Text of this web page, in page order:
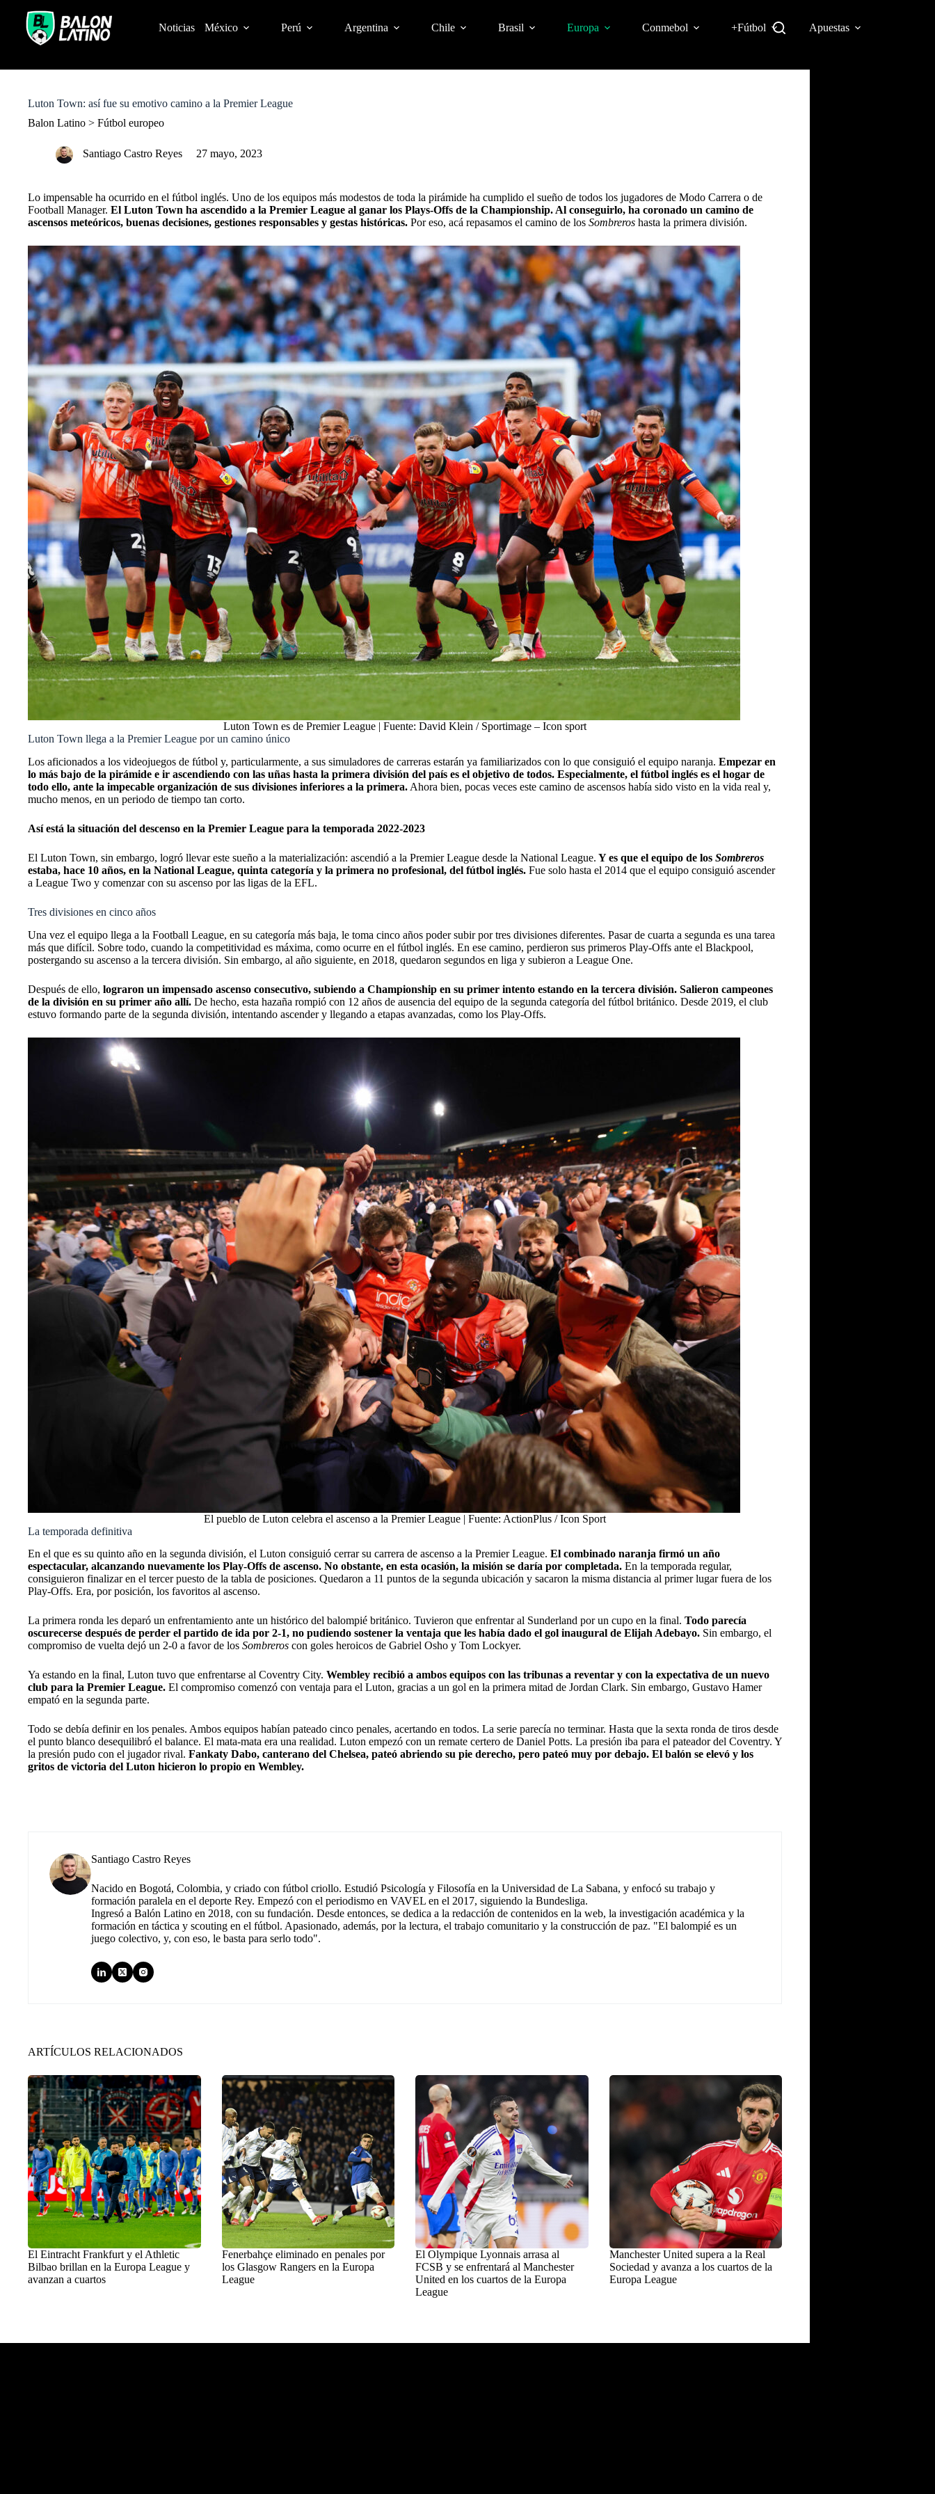
o
Noticias México Perú Argentina Chile Brasil Europa Conmebol +Fútbol Apuestas
Luton Town: así fue su emotivo camino a la Premier League
Balon Latino > Fútbol europeo
Santiago Castro Reyes 27 mayo, 2023
Lo impensable ha ocurrido en el fútbol inglés. Uno de los equipos más modestos de toda la pirámide ha cumplido el sueño de todos los jugadores de Modo Carrera o de
Football Manager. El Luton Town ha ascendido a la Premier League al ganar los Plays-Offs de la Championship. Al conseguirlo, ha coronado un camino de
ascensos meteóricos, buenas decisiones, gestiones responsables y gestas históricas. Por eso, acá repasamos el camino de los Sombreros hasta la primera división.
Luton Town es de Premier League | Fuente: David Klein / Sportimage – Icon sport
Luton Town llega a la Premier League por un camino único
Los aficionados a los videojuegos de fútbol y, particularmente, a sus simuladores de carreras estarán ya familiarizados con lo que consiguió el equipo naranja. Empezar en
lo más bajo de la pirámide e ir ascendiendo con las uñas hasta la primera división del país es el objetivo de todos. Especialmente, el fútbol inglés es el hogar de
todo ello, ante la impecable organización de sus divisiones inferiores a la primera. Ahora bien, pocas veces este camino de ascensos había sido visto en la vida real y,
mucho menos, en un periodo de tiempo tan corto.
Así está la situación del descenso en la Premier League para la temporada 2022-2023
El Luton Town, sin embargo, logró llevar este sueño a la materialización: ascendió a la Premier League desde la National League. Y es que el equipo de los Sombreros
estaba, hace 10 años, en la National League, quinta categoría y la primera no profesional, del fútbol inglés. Fue solo hasta el 2014 que el equipo consiguió ascender
a League Two y comenzar con su ascenso por las ligas de la EFL.
Tres divisiones en cinco años
Una vez el equipo llega a la Football League, en su categoría más baja, le toma cinco años poder subir por tres divisiones diferentes. Pasar de cuarta a segunda es una tarea
más que difícil. Sobre todo, cuando la competitividad es máxima, como ocurre en el fútbol inglés. En ese camino, perdieron sus primeros Play-Offs ante el Blackpool,
postergando su ascenso a la tercera división. Sin embargo, al año siguiente, en 2018, quedaron segundos en liga y subieron a League One.
Después de ello, lograron un impensado ascenso consecutivo, subiendo a Championship en su primer intento estando en la tercera división. Salieron campeones
de la división en su primer año allí. De hecho, esta hazaña rompió con 12 años de ausencia del equipo de la segunda categoría del fútbol británico. Desde 2019, el club
estuvo formando parte de la segunda división, intentando ascender y llegando a etapas avanzadas, como los Play-Offs.
El pueblo de Luton celebra el ascenso a la Premier League | Fuente: ActionPlus / Icon Sport
La temporada definitiva
En el que es su quinto año en la segunda división, el Luton consiguió cerrar su carrera de ascenso a la Premier League. El combinado naranja firmó un año
espectacular, alcanzando nuevamente los Play-Offs de ascenso. No obstante, en esta ocasión, la misión se daría por completada. En la temporada regular,
consiguieron finalizar en el tercer puesto de la tabla de posiciones. Quedaron a 11 puntos de la segunda ubicación y sacaron la misma distancia al primer lugar fuera de los
Play-Offs. Era, por posición, los favoritos al ascenso.
La primera ronda les deparó un enfrentamiento ante un histórico del balompié británico. Tuvieron que enfrentar al Sunderland por un cupo en la final. Todo parecía
oscurecerse después de perder el partido de ida por 2-1, no pudiendo sostener la ventaja que les había dado el gol inaugural de Elijah Adebayo. Sin embargo, el
compromiso de vuelta dejó un 2-0 a favor de los Sombreros con goles heroicos de Gabriel Osho y Tom Lockyer.
Ya estando en la final, Luton tuvo que enfrentarse al Coventry City. Wembley recibió a ambos equipos con las tribunas a reventar y con la expectativa de un nuevo
club para la Premier League. El compromiso comenzó con ventaja para el Luton, gracias a un gol en la primera mitad de Jordan Clark. Sin embargo, Gustavo Hamer
empató en la segunda parte.
Todo se debía definir en los penales. Ambos equipos habían pateado cinco penales, acertando en todos. La serie parecía no terminar. Hasta que la sexta ronda de tiros desde
el punto blanco desequilibró el balance. El mata-mata era una realidad. Luton empezó con un remate certero de Daniel Potts. La presión iba para el pateador del Coventry. Y
la presión pudo con el jugador rival. Fankaty Dabo, canterano del Chelsea, pateó abriendo su pie derecho, pero pateó muy por debajo. El balón se elevó y los
gritos de victoria del Luton hicieron lo propio en Wembley.
Santiago Castro Reyes
Nacido en Bogotá, Colombia, y criado con fútbol criollo. Estudió Psicología y Filosofía en la Universidad de La Sabana, y enfocó su trabajo y
formación paralela en el deporte Rey. Empezó con el periodismo en VAVEL en el 2017, siguiendo la Bundesliga.
Ingresó a Balón Latino en 2018, con su fundación. Desde entonces, se dedica a la redacción de contenidos en la web, la investigación académica y la
formación en táctica y scouting en el fútbol. Apasionado, además, por la lectura, el trabajo comunitario y la construcción de paz. "El balompié es un
juego colectivo, y, con eso, le basta para serlo todo".
ARTÍCULOS RELACIONADOS
El Eintracht Frankfurt y el Athletic
Bilbao brillan en la Europa League y
avanzan a cuartos
Fenerbahçe eliminado en penales por
los Glasgow Rangers en la Europa
League
El Olympique Lyonnais arrasa al
FCSB y se enfrentará al Manchester
United en los cuartos de la Europa
League
Manchester United supera a la Real
Sociedad y avanza a los cuartos de la
Europa League